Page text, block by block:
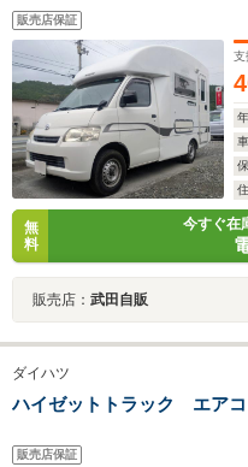
販売店保証
支
無
料
今すぐ在
販売店： 武田自販
ダイハツ
ハイゼットトラック エア
販売店保証